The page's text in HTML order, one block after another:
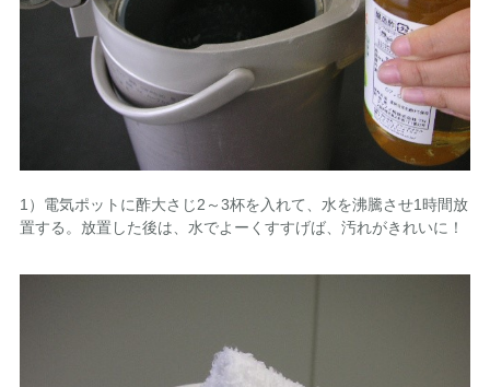
1）電気ポットに酢大さじ2～3杯を入れて、水を沸騰させ1時間放
置する。放置した後は、水でよーくすすげば、汚れがきれいに！